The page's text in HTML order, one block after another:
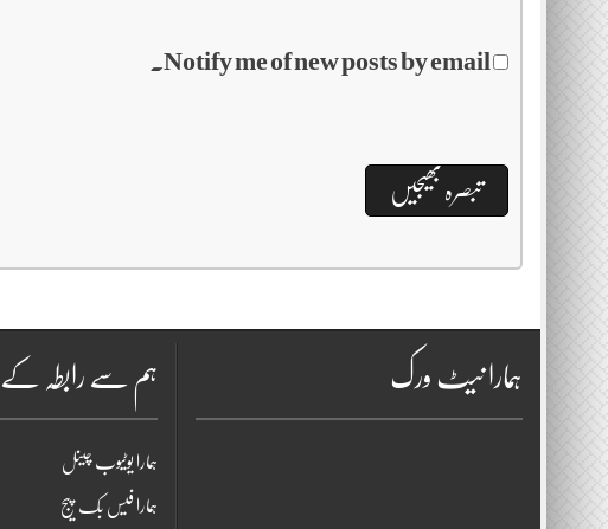
Notify me of new posts by email.
ہم سے رابطہ کے
ہمارا یوٹیوب چینل
ہمارا فیس بک پیج
ہمارا نیٹ ورک